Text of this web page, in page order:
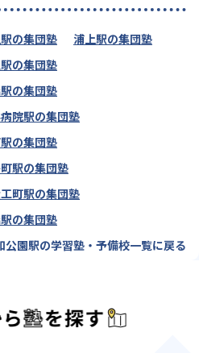
の集団塾
浦上駅の集団塾
の集団塾
の集団塾
院駅の集団塾
の集団塾
駅の集団塾
町駅の集団塾
の集団塾
公園駅の学習塾・予備校一覧に戻る